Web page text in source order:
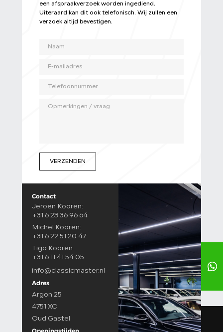
een afspraakverzoek worden ingediend.
Uiteraard kan dit ook telefonisch. Wij zullen een
verzoek altijd bevestigen.
VERZENDEN
Contact
Jeroen Kooren:
+31 6 23 36 96 64
Michel Kooren:
+31 6 22 51 20 47
Tigo Kooren:
+31 6 11 41 54 05
info@classicmaster.nl
Adres
Argon 25
4751 XC
Oud Gastel